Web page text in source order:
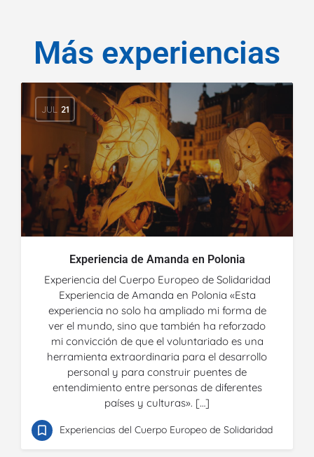
Más experiencias
JUL 21
Experiencia de Amanda en Polonia
Experiencia del Cuerpo Europeo de Solidaridad
Experiencia de Amanda en Polonia «Esta
experiencia no solo ha ampliado mi forma de
ver el mundo, sino que también ha reforzado
mi convicción de que el voluntariado es una
herramienta extraordinaria para el desarrollo
personal y para construir puentes de
entendimiento entre personas de diferentes
países y culturas». […]
Experiencias del Cuerpo Europeo de Solidaridad